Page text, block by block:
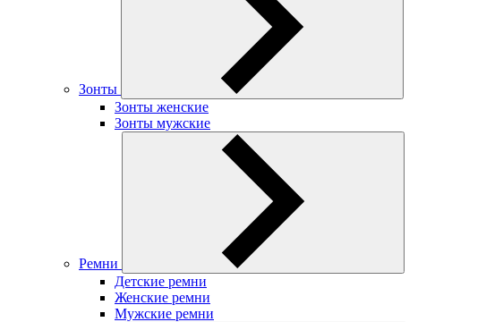
Зонты
Зонты женские
Зонты мужские
Ремни
Детские ремни
Женские ремни
Мужские ремни